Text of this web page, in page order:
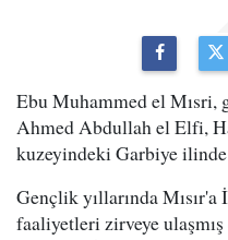
Ebu Muhammed el
Ahmed Abdullah el Elfi,
kuzeyindeki Garbiye
Gençlik yıllarında Mısır'a
faaliyetleri zirveye